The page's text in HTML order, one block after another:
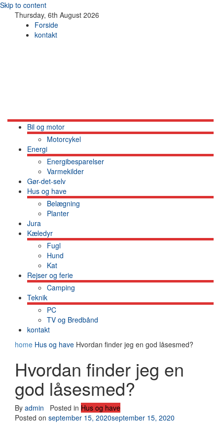
Skip to content
Thursday, 6th August 2026
Forside
kontakt
Bil og motor
Motorcykel
Energi
Energibesparelser
Varmekilder
Gør-det-selv
Hus og have
Belægning
Planter
Jura
Kæledyr
Fugl
Hund
Kat
Rejser og ferie
Camping
Teknik
PC
TV og Bredbånd
kontakt
home Hus og have Hvordan finder jeg en god låsesmed?
Hvordan finder jeg en
god låsesmed?
By admin Posted in Hus og have
Posted on september 15, 2020september 15, 2020